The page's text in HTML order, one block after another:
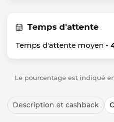
Temps d'attente
Temps d'attente moyen -
Le pourcentage est indiqué
Description et cashback